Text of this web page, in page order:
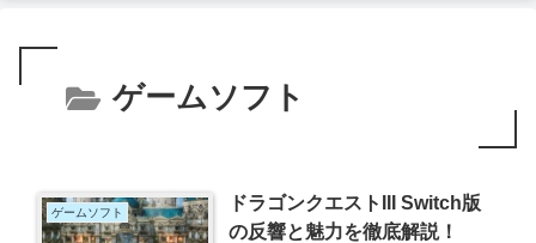
ゲームソフト
ゲームソフト
ドラゴンクエストIII Switch版
の反響と魅力を徹底解説！